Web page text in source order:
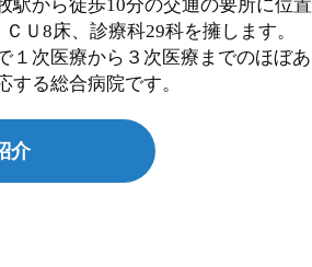
駅から徒歩10分の交通の要所に位置
Ｕ8床、診療科29科を擁します。
１次医療から３次医療までのほぼあ
する総合病院です。
介